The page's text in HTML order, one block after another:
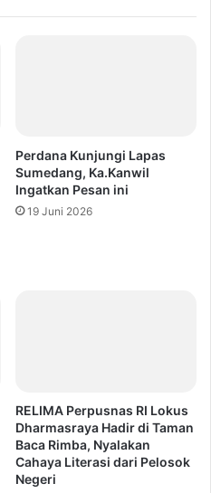
Perdana Kunjungi Lapas
Sumedang, Ka.Kanwil
Ingatkan Pesan ini
19 Juni 2026
RELIMA Perpusnas RI Lokus
Dharmasraya Hadir di Taman
Baca Rimba, Nyalakan
Cahaya Literasi dari Pelosok
Negeri